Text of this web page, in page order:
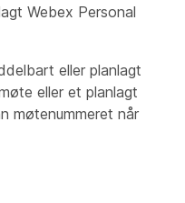
Webex Personal
eller planlagt
eller et planlagt
møtenummeret når